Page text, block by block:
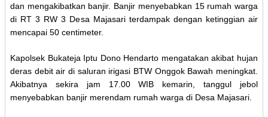
dan mengakibatkan banjir. Banjir menyebabkan 15 rumah warga
di RT 3 RW 3 Desa Majasari terdampak dengan ketinggian air
mencapai 50 centimeter.
Kapolsek Bukateja Iptu Dono Hendarto mengatakan akibat hujan
deras debit air di saluran irigasi BTW Onggok Bawah meningkat.
Akibatnya sekira jam 17.00 WIB kemarin, tanggul jebol
menyebabkan banjir merendam rumah warga di Desa Majasari.